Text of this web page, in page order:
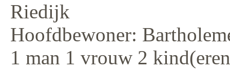
Riedijk
Hoofdbewoner:
1 man 1 vrouw 2